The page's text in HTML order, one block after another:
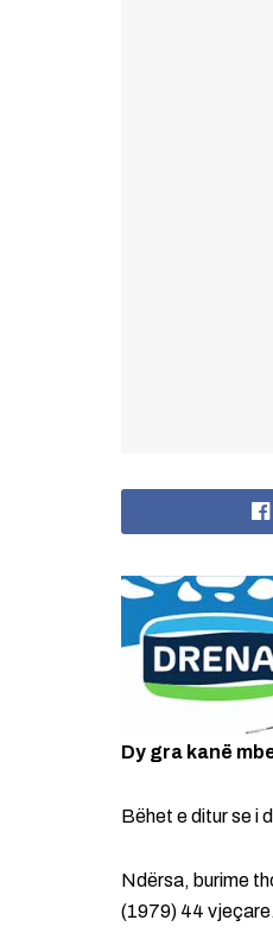
Dy gra kanë
Bëhet e ditur se i
Ndërsa, burime
(1979) 44 vjeçare.